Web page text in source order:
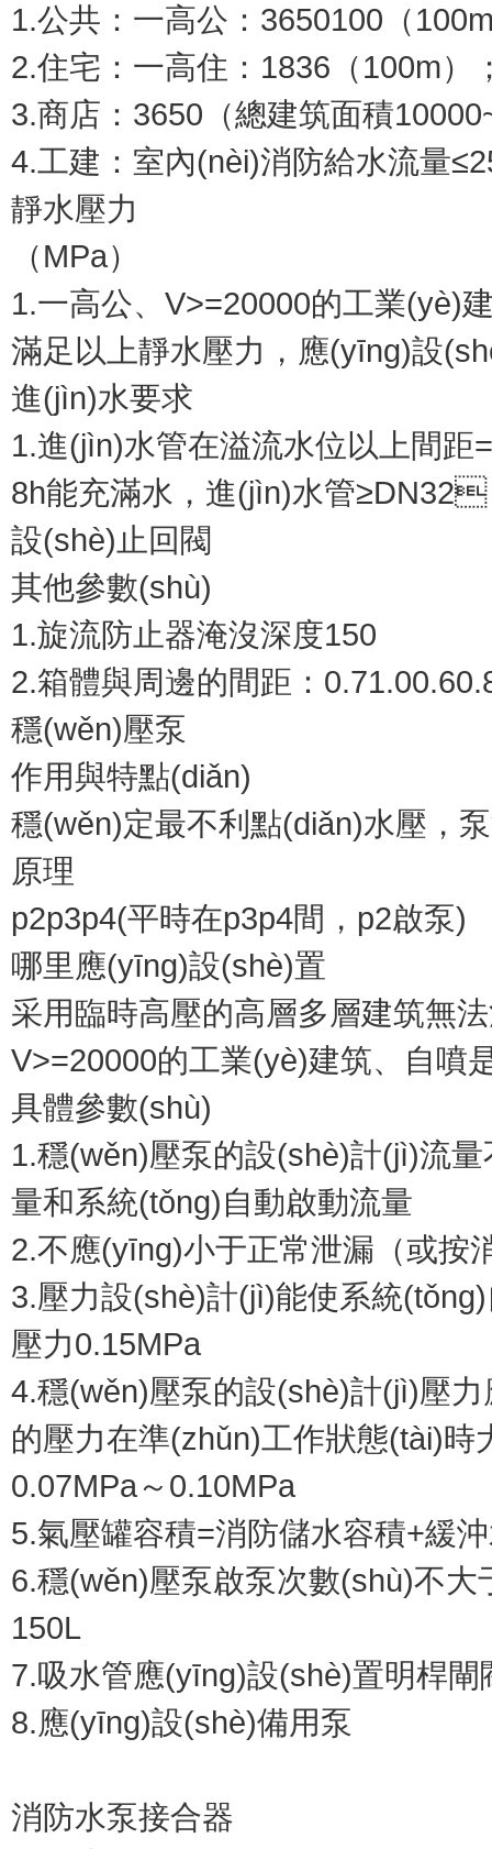
1.公共：一高公：3650100（
2.住宅：一高住：1836（100m）
3.商店：3650（總建筑面積
4.工建：室內(nèi)消防給水流量≤25時
靜水壓力
（MPa）
1.一高公、V>=20000的工業(yè)
滿足以上靜水壓力，應(yīng)設
進(jìn)水要求
1.進(jìn)水管在溢流水位以上間
8h能充滿水，進(jìn)水管
設(shè)止回閥
其他參數(shù)
1.旋流防止器淹沒深度150
2.箱體與周邊的間距：0.71.00.60.8（
穩(wěn)壓泵
作用與特點(diǎn)
穩(wěn)定最不利點(diǎn)水壓，
原理
p2p3p4(平時在p3p4間，p2啟泵)
哪里應(yīng)設(shè)置
采用臨時高壓的高層多層建筑無法
V>=20000的工業(yè)建筑、自
具體參數(shù)
1.穩(wěn)壓泵的設(shè)計(jì)流
量和系統(tǒng)自動啟動流量
2.不應(yīng)小于正常泄漏（或按
3.壓力設(shè)計(jì)能使系統
壓力0.15MPa
4.穩(wěn)壓泵的設(shè)計(jì)壓
的壓力在準(zhǔn)工作狀態(tài)時
0.07MPa～0.10MPa
5.氣壓罐容積=消防儲水容積+緩
6.穩(wěn)壓泵啟泵次數(shù)不大
150L
7.吸水管應(yīng)設(shè)置明桿閘
8.應(yīng)設(shè)備用泵
消防水泵接合器